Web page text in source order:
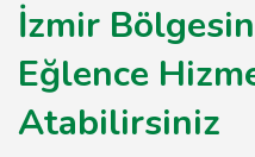
İzmir
Eğlence
Atabilirsiniz